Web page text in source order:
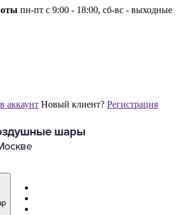
пн-пт с 9:00 - 18:00, сб-вс - выходные
аккаунт Новый клиент? Регистрация